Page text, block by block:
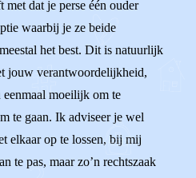
met dat je perse één ouder
waarbij je ze beide
het best. Dit is natuurlijk
jouw verantwoordelijkheid,
moeilijk om te
te gaan. Ik adviseer je wel
elkaar op te lossen, bij mij
te pas, maar zo’n rechtszaak